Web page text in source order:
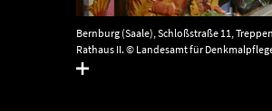
Bernburg (Saale), Schloßstraße 11,
Rathaus II. © Landesamt für
Archäologie Sachsen-Anhalt, Gunar Preuß.